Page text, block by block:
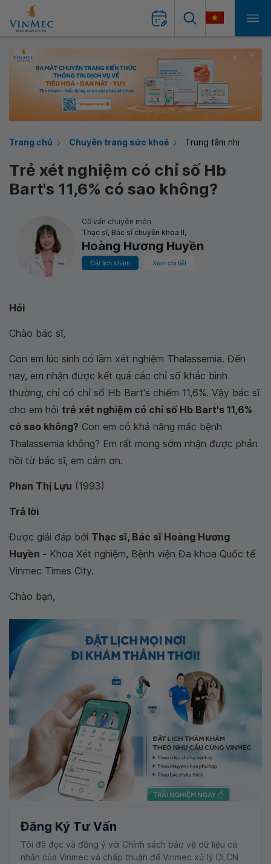
Trang chủ Chuyên trang sức khoẻ Trung tâm nhi
Trẻ xét nghiệm có chỉ số Hb
Bart's 11,6% có sao không?
Cố vấn chuyên môn
Thạc sĩ, Bác sĩ chuyên khoa II,
Hoàng Hương Huyền
Đặt lịch khám Xem chi tiết
Hỏi
Chào bác sĩ,
Con em lúc sinh có làm xét nghiệm Thalassemia. Đến
nay, em nhận được kết quả các chỉ số khác bình
thường, chỉ có chỉ số Hb Bart's chiếm 11,6%. Vậy bác sĩ
cho em hỏi trẻ xét nghiệm có chỉ số Hb Bart's 11,6%
có sao không? Con em có khả năng mắc bệnh
Thalassemia không? Em rất mong sớm nhận được phản
hồi từ bác sĩ, em cảm ơn.
Phan Thị Lựu (1993)
Trả lời
Được giải đáp bởi Thạc sĩ, Bác sĩ Hoàng Hương
Huyền - Khoa Xét nghiệm, Bệnh viện Đa khoa Quốc tế
Vinmec Times City.
Chào bạn,
Đăng Ký Tư Vấn
Tôi đã đọc và đồng ý với Chính sách bảo vệ dữ liệu cá
nhân của Vinmec và chấp thuận để Vinmec xử lý DLCN